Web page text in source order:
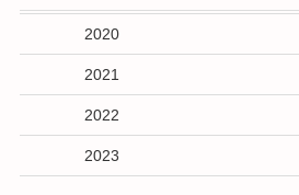
2020
2021
2022
2023